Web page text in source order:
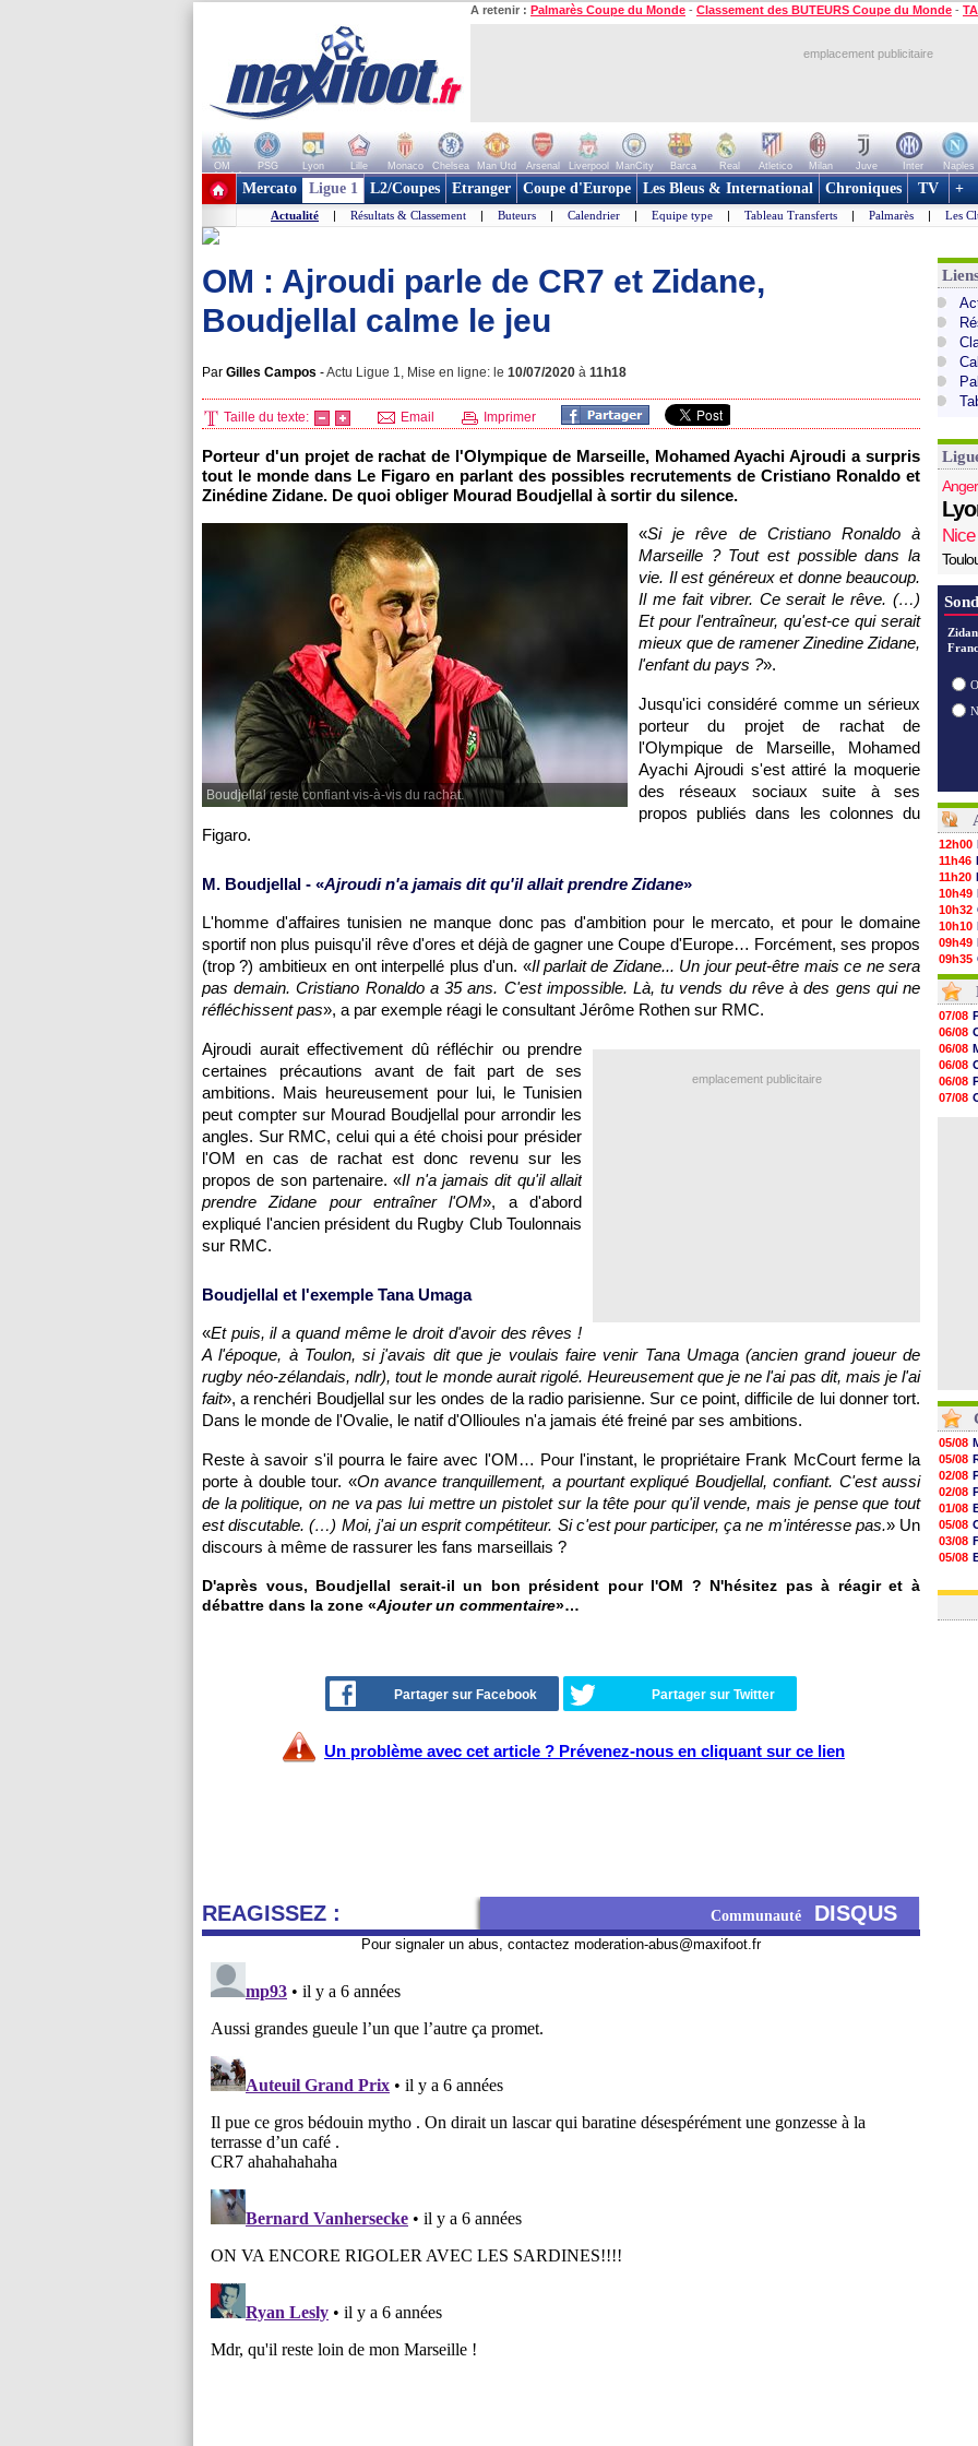
A retenir : Palmarès Coupe du Monde - Classement des BUTEURS Coupe du Monde -
emplacement publicitaire
OM PSG Lyon Lille Monaco Chelsea Man Utd Arsenal Liverpool ManCity Barca Real Atletico Milan Juve Inter Naples
+ de clubs
Mercato Ligue 1 L2/Coupes Etranger Coupe d'Europe Les Bleus & International Chroniques TV +
Actualité | Résultats & Classement | Buteurs | Calendrier | Equipe type | Tableau Transferts | Palmarès | Les
OM : Ajroudi parle de CR7 et Zidane,
Boudjellal calme le jeu
Par Gilles Campos -Actu Ligue 1, Mise en ligne: le 10/07/2020 à 11h18
Taille du texte: Email Imprimer
Porteur d'un projet de rachat de l'Olympique de Marseille, Mohamed Ayachi Ajroudi a surpris
tout le monde dans Le Figaro en parlant des possibles recrutements de Cristiano Ronaldo et
Zinédine Zidane. De quoi obliger Mourad Boudjellal à sortir du silence.
Boudjellal reste confiant vis-à-vis du rachat.
«Si je rêve de Cristiano Ronaldo à
Marseille ? Tout est possible dans la
vie. Il est généreux et donne beaucoup.
Il me fait vibrer. Ce serait le rêve. (…)
Et pour l'entraîneur, qu'est-ce qui serait
mieux que de ramener Zinedine Zidane,
l'enfant du pays ?».
Jusqu'ici considéré comme un sérieux
porteur du projet de rachat de
l'Olympique de Marseille, Mohamed
Ayachi Ajroudi s'est attiré la moquerie
des réseaux sociaux suite à ses
propos publiés dans les colonnes du
Figaro.
M. Boudjellal - «Ajroudi n'a jamais dit qu'il allait prendre Zidane»
L'homme d'affaires tunisien ne manque donc pas d'ambition pour le mercato, et pour le domaine
sportif non plus puisqu'il rêve d'ores et déjà de gagner une Coupe d'Europe… Forcément, ses propos
(trop ?) ambitieux en ont interpellé plus d'un. «Il parlait de Zidane... Un jour peut-être mais ce ne sera
pas demain. Cristiano Ronaldo a 35 ans. C'est impossible. Là, tu vends du rêve à des gens qui ne
réfléchissent pas», a par exemple réagi le consultant Jérôme Rothen sur RMC.
emplacement publicitaire
Ajroudi aurait effectivement dû réfléchir ou prendre
certaines précautions avant de fait part de ses
ambitions. Mais heureusement pour lui, le Tunisien
peut compter sur Mourad Boudjellal pour arrondir les
angles. Sur RMC, celui qui a été choisi pour présider
l'OM en cas de rachat est donc revenu sur les
propos de son partenaire. «Il n'a jamais dit qu'il allait
prendre Zidane pour entraîner l'OM», a d'abord
expliqué l'ancien président du Rugby Club Toulonnais
sur RMC.
Boudjellal et l'exemple Tana Umaga
«Et puis, il a quand même le droit d'avoir des rêves !
A l'époque, à Toulon, si j'avais dit que je voulais faire venir Tana Umaga (ancien grand joueur de
rugby néo-zélandais, ndlr), tout le monde aurait rigolé. Heureusement que je ne l'ai pas dit, mais je l'ai
fait», a renchéri Boudjellal sur les ondes de la radio parisienne. Sur ce point, difficile de lui donner tort.
Dans le monde de l'Ovalie, le natif d'Ollioules n'a jamais été freiné par ses ambitions.
Reste à savoir s'il pourra le faire avec l'OM… Pour l'instant, le propriétaire Frank McCourt ferme la
porte à double tour. «On avance tranquillement, a pourtant expliqué Boudjellal, confiant. C'est aussi
de la politique, on ne va pas lui mettre un pistolet sur la tête pour qu'il vende, mais je pense que tout
est discutable. (…) Moi, j'ai un esprit compétiteur. Si c'est pour participer, ça ne m'intéresse pas.» Un
discours à même de rassurer les fans marseillais ?
D'après vous, Boudjellal serait-il un bon président pour l'OM ? N'hésitez pas à réagir et à
débattre dans la zone «Ajouter un commentaire»…
Partager sur Facebook Partager sur Twitter
Un problème avec cet article ? Prévenez-nous en cliquant sur ce lien
REAGISSEZ : Communauté DISQUS
Pour signaler un abus, contactez moderation-abus@maxifoot.fr
Nice
12h00
11h46
11h20
10h49
10h32
10h10
09h49
09h35
09h08
08h54
08h32
07/08
07/08
07/08
07/08
07/08
07/08
07/08
06/08
06/08
06/08
06/08
07/08
05/08
05/08
02/08
02/08
01/08
05/08
03/08
05/08
03/08